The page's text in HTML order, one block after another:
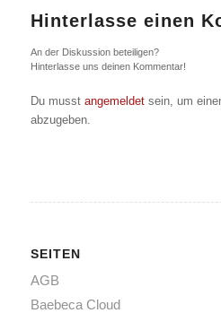
Hinterlasse einen
An der Diskussion beteiligen?
Hinterlasse uns deinen Kommentar!
Du musst angemeldetsein, um
abzugeben.
SEITEN
AGB
Baebeca Cloud